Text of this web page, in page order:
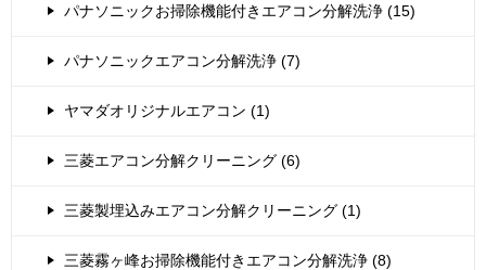
パナソニックお掃除機能付きエアコン分解洗浄 (15)
パナソニックエアコン分解洗浄 (7)
ヤマダオリジナルエアコン (1)
三菱エアコン分解クリーニング (6)
三菱製埋込みエアコン分解クリーニング (1)
三菱霧ヶ峰お掃除機能付きエアコン分解洗浄 (8)